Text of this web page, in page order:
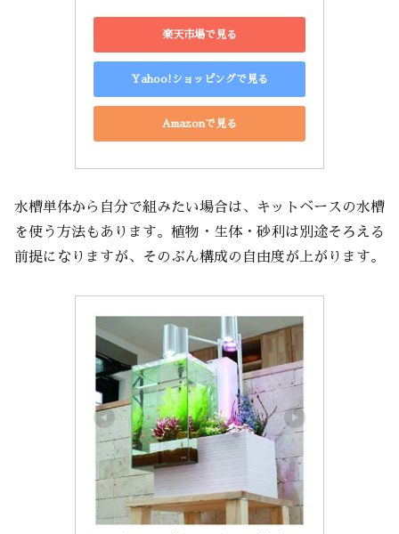
楽天市場で見る
Yahoo!ショッピングで見る
Amazonで見る
水槽単体から自分で組みたい場合は、キットベースの水槽
を使う方法もあります。植物・生体・砂利は別途そろえる
前提になりますが、そのぶん構成の自由度が上がります。